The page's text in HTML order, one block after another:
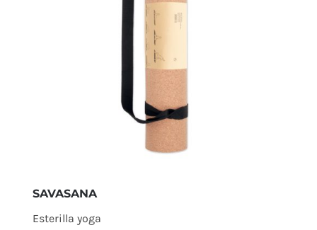
SAVASANA
Esterilla yoga